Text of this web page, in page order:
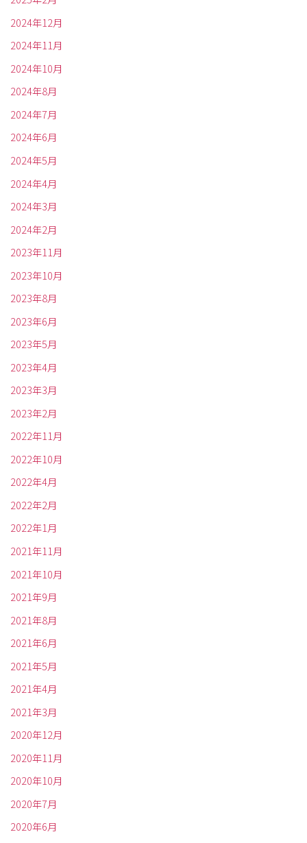
2024年12月
2024年11月
2024年10月
2024年8月
2024年7月
2024年6月
2024年5月
2024年4月
2024年3月
2024年2月
2023年11月
2023年10月
2023年8月
2023年6月
2023年5月
2023年4月
2023年3月
2023年2月
2022年11月
2022年10月
2022年4月
2022年2月
2022年1月
2021年11月
2021年10月
2021年9月
2021年8月
2021年6月
2021年5月
2021年4月
2021年3月
2020年12月
2020年11月
2020年10月
2020年7月
2020年6月